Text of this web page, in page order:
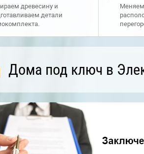
древесину и
детали
Меняем
Дома под ключ в